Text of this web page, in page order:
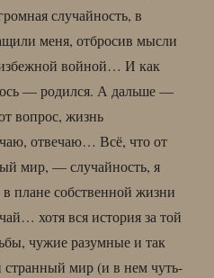
случайность, в
меня, отбросив мысли
войной… И как
— родился. А дальше —
вопрос, жизнь
отвечаю… Всё, что от
мир, — случайность, я
плане собственной жизни
хотя вся история за той
чужие разумные и так
мир (и в нем чуть-